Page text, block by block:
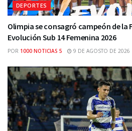
DEPORTES
Olimpia se consagró campeón de la
Evolución Sub 14 Femenina 2026
POR 1000 NOTICIAS 5 9 DE AGOSTO DE 2026